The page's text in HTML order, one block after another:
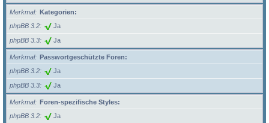
Merkmal
Kategorien:
phpBB 3.2
Ja
phpBB 3.3 Ja
Merkmal
Passwortgeschützte Foren:
phpBB 3.2
Ja
phpBB 3.3 Ja
Merkmal
Foren-spezifische Styles:
phpBB 3.2
Ja